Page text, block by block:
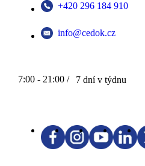
+420 296 184 910
info@cedok.cz
7:00 - 21:00 / 7 dní v týdnu